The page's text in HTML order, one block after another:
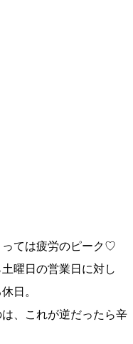
っては疲労のピーク♡
曜日の営業日に対し
日。
、これが逆だったら辛